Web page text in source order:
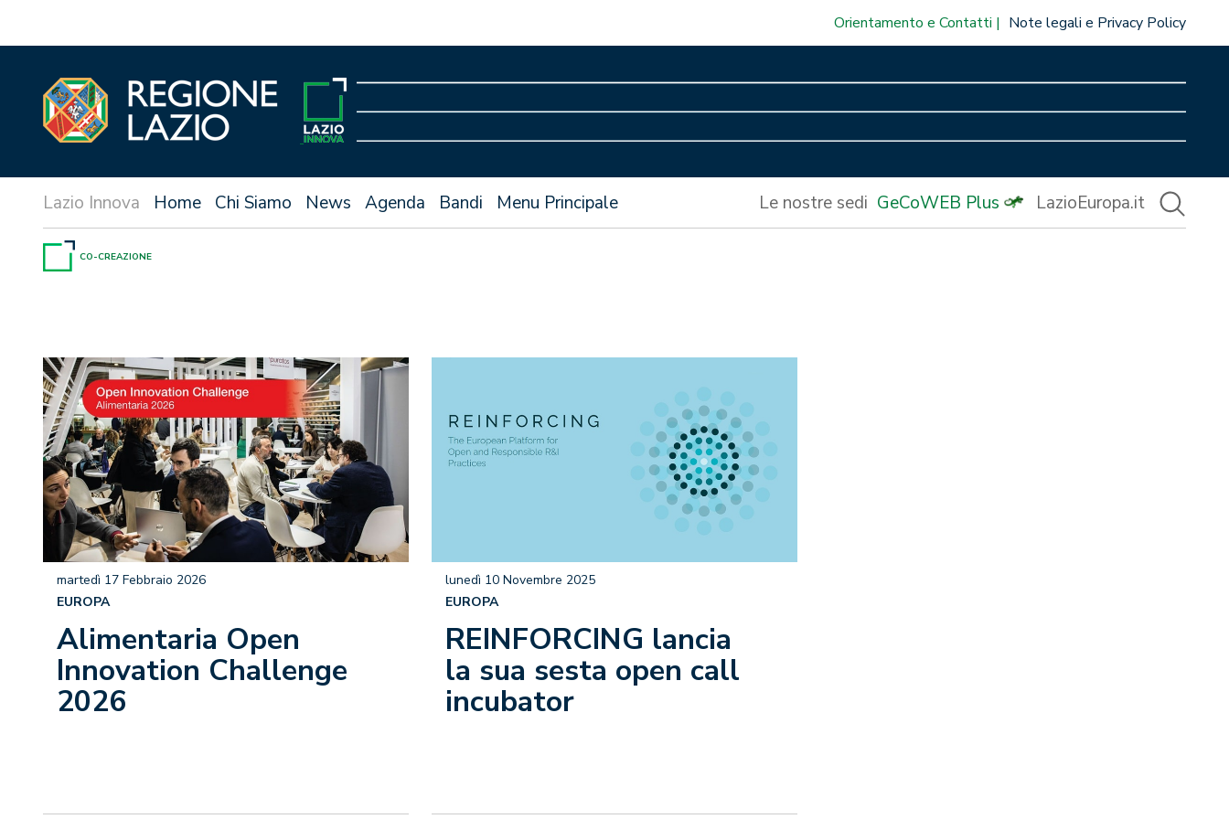
Orientamento e Contatti Note legali e Privacy Policy
Home Chi Siamo News Agenda Bandi Menu Principale Le nostre sedi GeCoWEB Plus LazioEuropa.it
CO-CREAZIONE
Alimentaria Open
Innovation Challenge
2026
martedì 17 Febbraio 2026
EUROPA
REINFORCING lancia
la sua sesta open call
incubator
lunedì 10 Novembre 2025
EUROPA